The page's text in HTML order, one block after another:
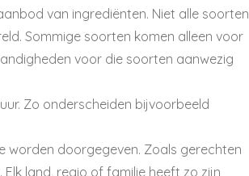
van ingrediënten. Niet alle soorten
Sommige soorten komen alleen voor
voor die soorten aanwezig
Zo onderscheiden bijvoorbeeld
worden doorgegeven. Zoals gerechten
land, regio of familie heeft zo zijn